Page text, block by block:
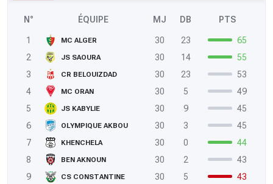
N° ÉQUIPE MJ DB PTS
1 MC ALGER 30 23
65
2
JS SAOURA 30 14
55
3
CR BELOUIZDAD 30 23
53
4
MC ORAN 30 5
49
5
JS KABYLIE 30 9
45
6
OLYMPIQUE AKBOU 30 3
45
7
KHENCHELA 30 0
44
8
BEN AKNOUN 30 2
43
9
CS CONSTANTINE 30 5
43